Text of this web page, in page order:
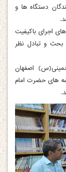
دستگاه ها و
اجرای باکیفیت
بحث و تبادل نظر
اصفهان
های حضرت امام